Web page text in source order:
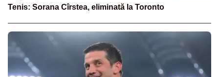
Tenis: Sorana Cîrstea, eliminată la Toronto